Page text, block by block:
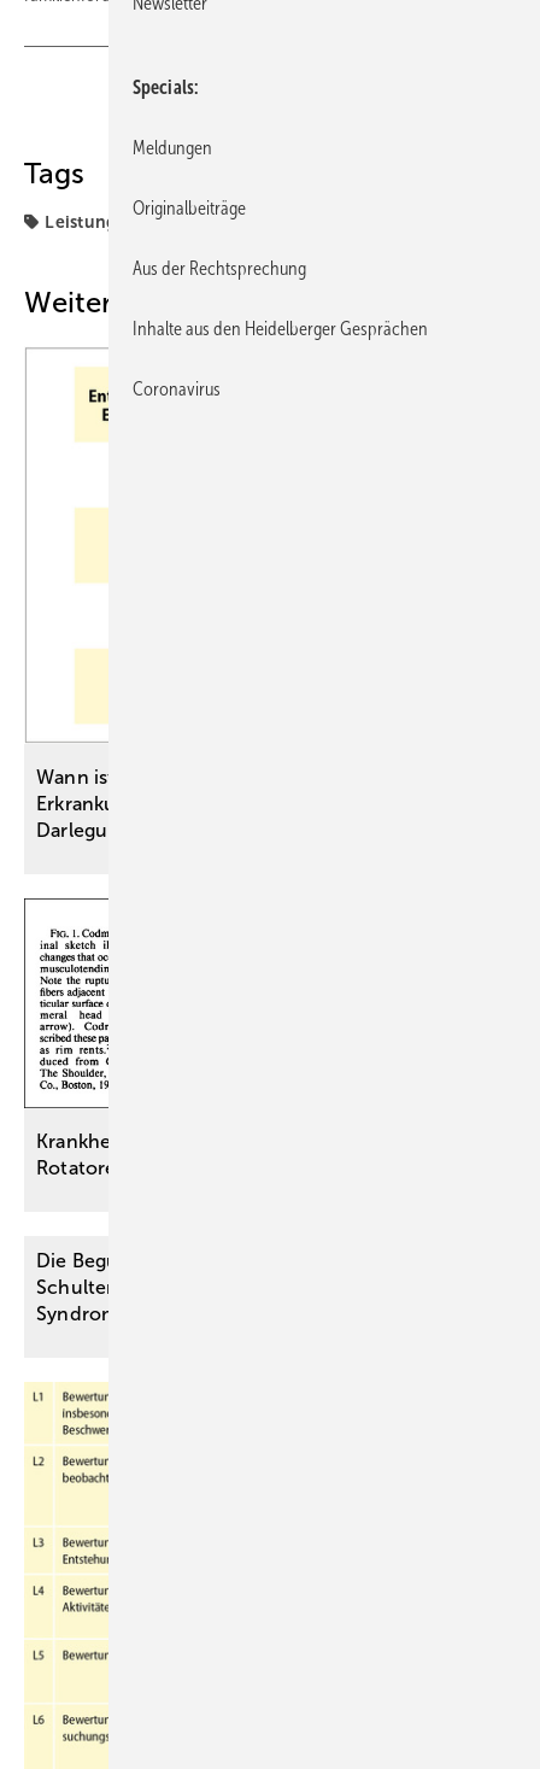
Teilen
Tags
Leistungsbeurteilung
Weitere Inhalte
Wann ist eine nach einer Impfung auftretende
Erkrankung ein Impfschaden? – rechtliche
Darlegungen und medizinische
Krankheitsbild „Berufsbedingte
Rotatorenmanschettenläsion“ (BK-Nr.
Die Begutachtung der neuralgischen ­
Schulteramyotrophie (Parsonage-Turner-
Syndrom) in verschiedenen
Specials
Meldungen
Originalbeiträge
Aus der Rechtsprechung
Inhalte aus den Heidelberger Gesprächen
Coronavirus